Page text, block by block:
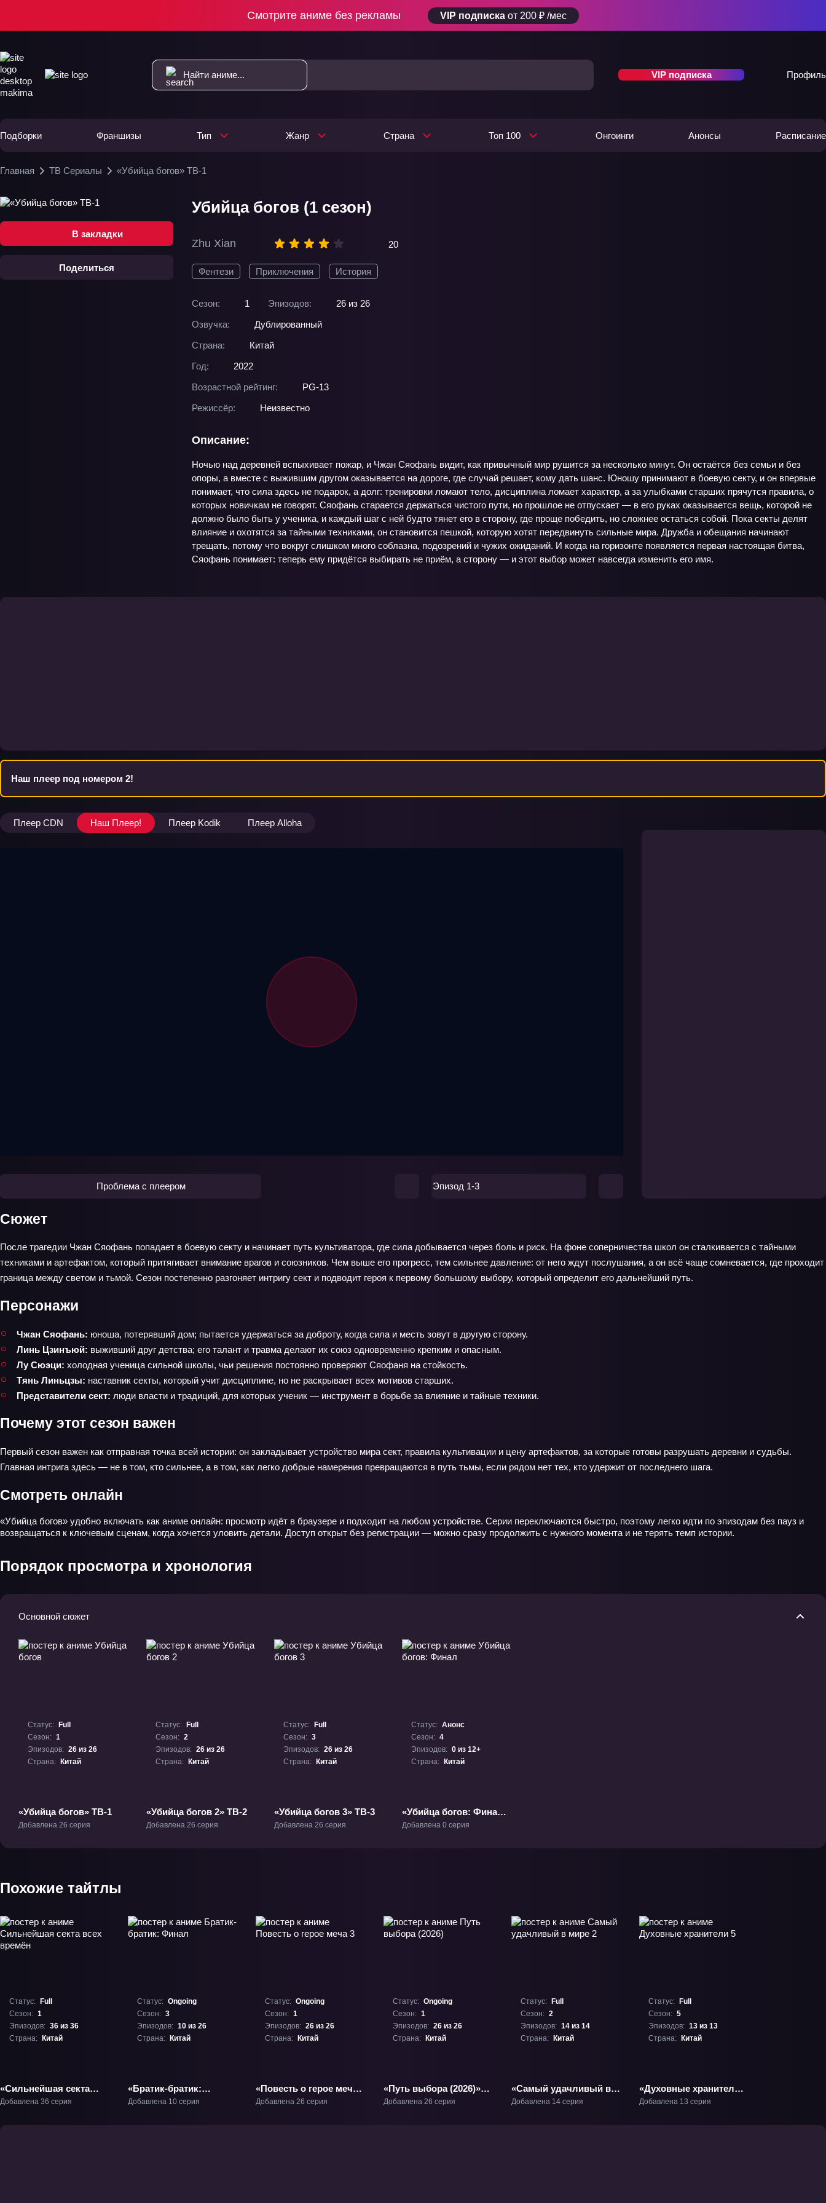
Смотрите аниме без рекламы VIP подписка от 200 ₽ /мес
VIP подписка Профиль
Подборки Франшизы Тип Жанр Страна Топ 100 Онгоинги Анонсы Расписание
Главная ТВ Сериалы «Убийца богов» ТВ-1
В закладки
Поделиться
Убийца богов (1 сезон)
Zhu Xian 20
Фентези Приключения История
Сезон: 1 Эпизодов:
26 из 26
Озвучка:
Дублированный
Страна:
Китай
Год:
2022
Возрастной рейтинг:
PG-13
Режиссёр:
Неизвестно
Описание:
Ночью над деревней вспыхивает пожар, и Чжан Сяофань видит, как привычный мир рушится за несколько минут. Он остаётся без семьи и без
опоры, а вместе с выжившим другом оказывается на дороге, где случай решает, кому дать шанс. Юношу принимают в боевую секту, и он впервые
понимает, что сила здесь не подарок, а долг: тренировки ломают тело, дисциплина ломает характер, а за улыбками старших прячутся правила, о
которых новичкам не говорят. Сяофань старается держаться чистого пути, но прошлое не отпускает — в его руках оказывается вещь, которой не
должно было быть у ученика, и каждый шаг с ней будто тянет его в сторону, где проще победить, но сложнее остаться собой. Пока секты делят
влияние и охотятся за тайными техниками, он становится пешкой, которую хотят передвинуть сильные мира. Дружба и обещания начинают
трещать, потому что вокруг слишком много соблазна, подозрений и чужих ожиданий. И когда на горизонте появляется первая настоящая битва,
Сяофань понимает: теперь ему придётся выбирать не приём, а сторону — и этот выбор может навсегда изменить его имя.
Наш плеер под номером 2!
Плеер CDN Наш Плеер! Плеер Kodik Плеер Alloha
Проблема с плеером Эпизод 1-3
Сюжет
После трагедии Чжан Сяофань попадает в боевую секту и начинает путь культиватора, где сила добывается через боль и риск. На фоне соперничества школ он сталкивается с тайными
техниками и артефактом, который притягивает внимание врагов и союзников. Чем выше его прогресс, тем сильнее давление: от него ждут послушания, а он всё чаще сомневается, где проходит
граница между светом и тьмой. Сезон постепенно разгоняет интригу сект и подводит героя к первому большому выбору, который определит его дальнейший путь.
Персонажи
Чжан Сяофань: юноша, потерявший дом; пытается удержаться за доброту, когда сила и месть зовут в другую сторону.
Линь Цзинъюй: выживший друг детства; его талант и травма делают их союз одновременно крепким и опасным.
Лу Сюэци: холодная ученица сильной школы, чьи решения постоянно проверяют Сяофаня на стойкость.
Тянь Линьцзы: наставник секты, который учит дисциплине, но не раскрывает всех мотивов старших.
Представители сект: люди власти и традиций, для которых ученик — инструмент в борьбе за влияние и тайные техники.
Почему этот сезон важен
Первый сезон важен как отправная точка всей истории: он закладывает устройство мира сект, правила культивации и цену артефактов, за которые готовы разрушать деревни и судьбы.
Главная интрига здесь — не в том, кто сильнее, а в том, как легко добрые намерения превращаются в путь тьмы, если рядом нет тех, кто удержит от последнего шага.
Смотреть онлайн
«Убийца богов» удобно включать как аниме онлайн: просмотр идёт в браузере и подходит на любом устройстве. Серии переключаются быстро, поэтому легко идти по эпизодам без пауз и
возвращаться к ключевым сценам, когда хочется уловить детали. Доступ открыт без регистрации — можно сразу продолжить с нужного момента и не терять темп истории.
Порядок просмотра и хронология
Основной сюжет
Статус:
Full
Сезон: 1
Эпизодов: 26 из 26
Страна:
Китай
«Убийца богов» ТВ-1
Добавлена 26 серия
Статус:
Full
Сезон: 2
Эпизодов: 26 из 26
Страна:
Китай
«Убийца богов 2» ТВ-2
Добавлена 26 серия
Статус:
Full
Сезон: 3
Эпизодов: 26 из 26
Страна:
Китай
«Убийца богов 3» ТВ-3
Добавлена 26 серия
Статус: Анонс
Сезон: 4
Эпизодов: 0 из 12+
Страна:
Китай
«Убийца богов: Финал»
ТВ-4
Добавлена 0 серия
Похожие тайтлы
Статус:
Full
Сезон: 1
Эпизодов: 36 из 36
Страна:
Китай
«Сильнейшая секта
всех времён» ТВ-1
Добавлена 36 серия
Статус: Ongoing
Сезон: 3
Эпизодов: 10 из 26
Страна:
Китай
«Братик-братик:
Финал» ТВ-3
Добавлена 10 серия
Статус: Ongoing
Сезон: 1
Эпизодов: 26 из 26
Страна:
Китай
«Повесть о герое меча
3» ТВ-1
Добавлена 26 серия
Статус: Ongoing
Сезон: 1
Эпизодов: 26 из 26
Страна:
Китай
«Путь выбора (2026)»
ТВ-1
Добавлена 26 серия
Статус:
Full
Сезон: 2
Эпизодов: 14 из 14
Страна:
Китай
«Самый удачливый в
мире 2» ТВ-2
Добавлена 14 серия
Статус:
Full
Сезон: 5
Эпизодов: 13 из 13
Страна:
Китай
«Духовные хранители
5» ТВ-5
Добавлена 13 серия